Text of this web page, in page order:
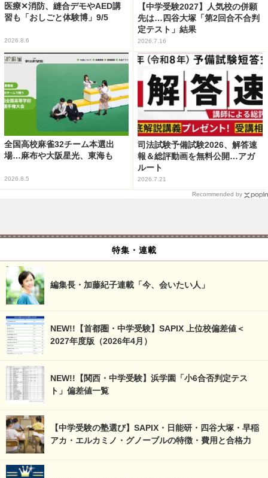
医療✕消防、縫合デモやAED講
習も「おしごと体験博」9/5
2026.8.6
【中学受験2027】人気校の併願
先は…四谷大塚「第2回合不合判
定テスト」結果
2026.7.16
全国高校麻雀32チーム本選出
場…麻布や大阪星光、東海も
2026.8.5
司法試験予備試験2026、解答速
報＆総評動画を無料公開…アガ
ルート
2026.7.21
Recommended by
特集・連載
編集長・加藤紀子連載「今、会いたい人」
NEW!!【首都圏・中学受験】SAPIX 上位校偏差値＜
2027年度版（2026年4月）
NEW!!【関西・中学受験】浜学園「小6合否判定テス
ト」偏差値一覧
【中学受験の塾選び】SAPIX・日能研・四谷大塚・早稲
アカ・エルカミノ・グノーブルの特徴・費用と合格力